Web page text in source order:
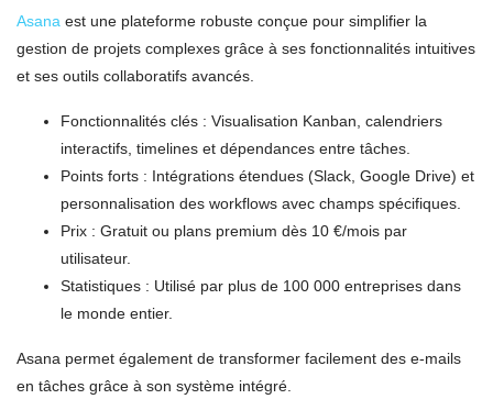
Asana est une plateforme robuste conçue pour simplifier la
gestion de projets complexes grâce à ses fonctionnalités intuitives
et ses outils collaboratifs avancés.
Fonctionnalités clés : Visualisation Kanban, calendriers
interactifs, timelines et dépendances entre tâches.
Points forts : Intégrations étendues (Slack, Google Drive) et
personnalisation des workflows avec champs spécifiques.
Prix : Gratuit ou plans premium dès 10 €/mois par
utilisateur.
Statistiques : Utilisé par plus de 100 000 entreprises dans
le monde entier.
Asana permet également de transformer facilement des e-mails
en tâches grâce à son système intégré.